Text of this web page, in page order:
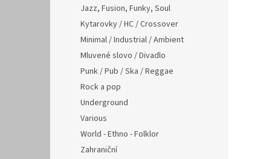
Jazz, Fusion, Funky, Soul
Kytarovky / HC / Crossover
Minimal / Industrial / Ambient
Mluvené slovo / Divadlo
Punk / Pub / Ska / Reggae
Rock a pop
Underground
Various
World - Ethno - Folklor
Zahraniční